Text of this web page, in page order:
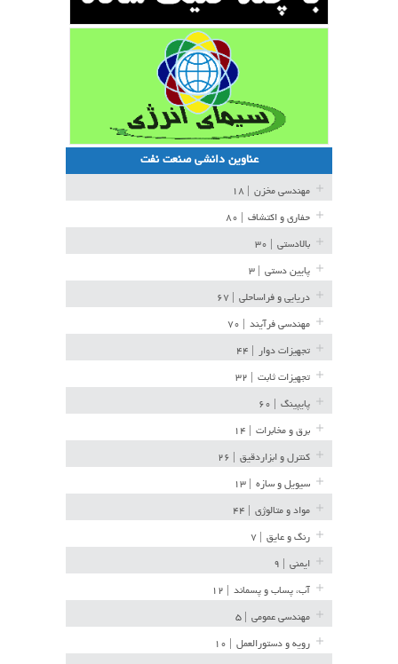
عناوین دانشی صنعت نفت
مهندسی مخزن
حفاری و اکتشاف
بالادستی
پایین دستی
دریایی و فراساحلی
مهندسی فرآیند
تجهیزات دوار
تجهیزات ثابت
پایپینگ
برق و مخابرات
کنترل و ابزاردقیق
سیویل و سازه
مواد و متالوژی
رنگ و عایق
ایمنی
آب، پساب و پسماند
مهندسی عمومی
رویه و دستورالعمل